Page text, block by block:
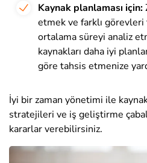
Kaynak planlaması için:
etmek ve farklı
ortalama süreyi analiz
kaynakları daha iyi
göre tahsis etmenize
İyi bir zaman yönetimi ile
stratejileri ve iş geliştirme
kararlar verebilirsiniz.